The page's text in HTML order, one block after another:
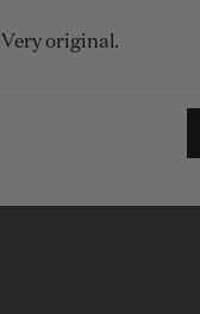
original.